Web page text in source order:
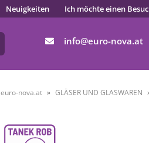
Neuigkeiten Ich möchte einen Besuc
info euro-nova.at
euro-nova.at GLÄSER UND GLASWAREN